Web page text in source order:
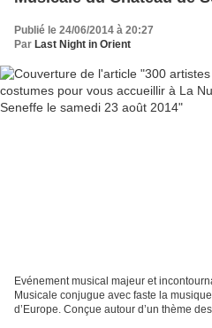
Publié le 24/06/2014 à 20:27
Par Last Night in Orient
Evénement musical majeur et
Musicale conjugue avec faste la
d’Europe. Conçue autour d’un thème